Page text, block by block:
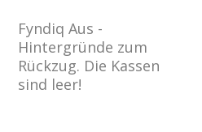
Fyndiq Aus -
Hintergründe zum
Rückzug. Die Kassen
sind leer!